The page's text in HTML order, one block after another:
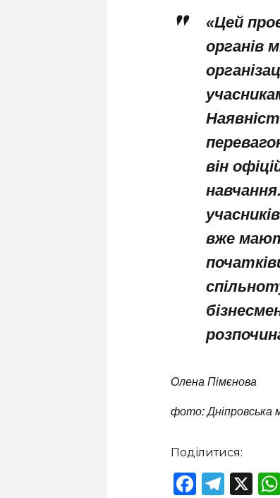
«Цей
органів
він
вже
Олена Пімєнова
фото: Дніпровська
Поділитися:
Facebook
X